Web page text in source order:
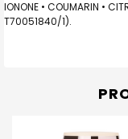
IONONE • COUMARIN •
T70051840/1).